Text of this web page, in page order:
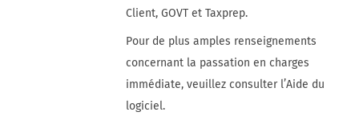
Client, GOVT et Taxprep.
Pour de plus amples renseignements
concernant la passation en charges
immédiate, veuillez consulter l’Aide du
logiciel.